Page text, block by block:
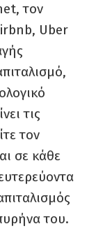
τον
Uber
τις
τον
σε κάθε
του.